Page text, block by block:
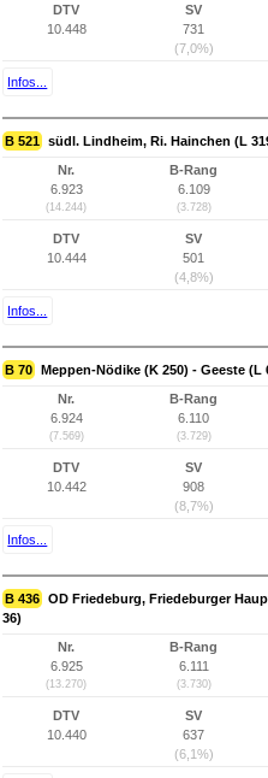
DTV
10.448
SV
731
(7,0%)
Infos...
B 521 südl. Lindheim, Ri. Hainchen (L
Nr.
6.923
(14.244)
B-Rang
6.109
(3.728)
DTV
10.444
SV
501
(4,8%)
Infos...
B 70 Meppen-Nödike (K 250) - Geeste (L
Nr.
6.924
(7.569)
B-Rang
6.110
(3.729)
DTV
10.442
SV
908
(8,7%)
Infos...
B 436 OD Friedeburg, Friedeburger
36)
Nr.
6.925
(13.270)
B-Rang
6.111
(3.730)
DTV
10.440
SV
637
(6,1%)